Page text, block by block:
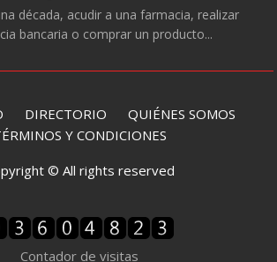
década, acudir a una farmacia, realizar
bancaria o comprar un producto...
DIRECTORIO QUIÉNES SOMOS
Y CONDICIONES
© All rights reserved
Contador de visitas